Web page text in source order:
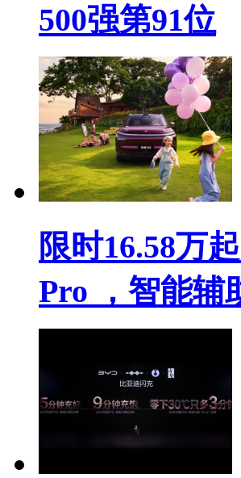
500强第91位
限时16.58万
Pro ，智能辅